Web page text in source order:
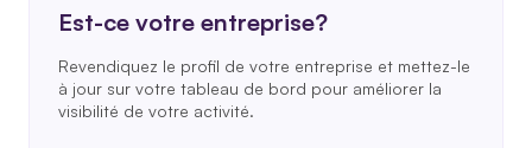
Est-ce votre entreprise?
Revendiquez le profil de votre entreprise et mettez-le
à jour sur votre tableau de bord pour améliorer la
visibilité de votre activité.